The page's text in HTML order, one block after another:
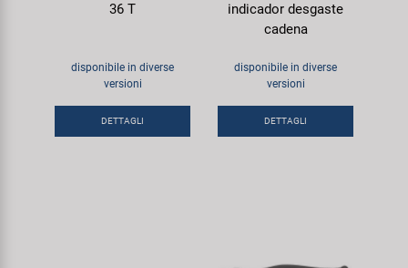
36 T
disponibile in diverse
versioni
DETTAGLI
indicador desgaste
cadena
disponibile in diverse
versioni
DETTAGLI